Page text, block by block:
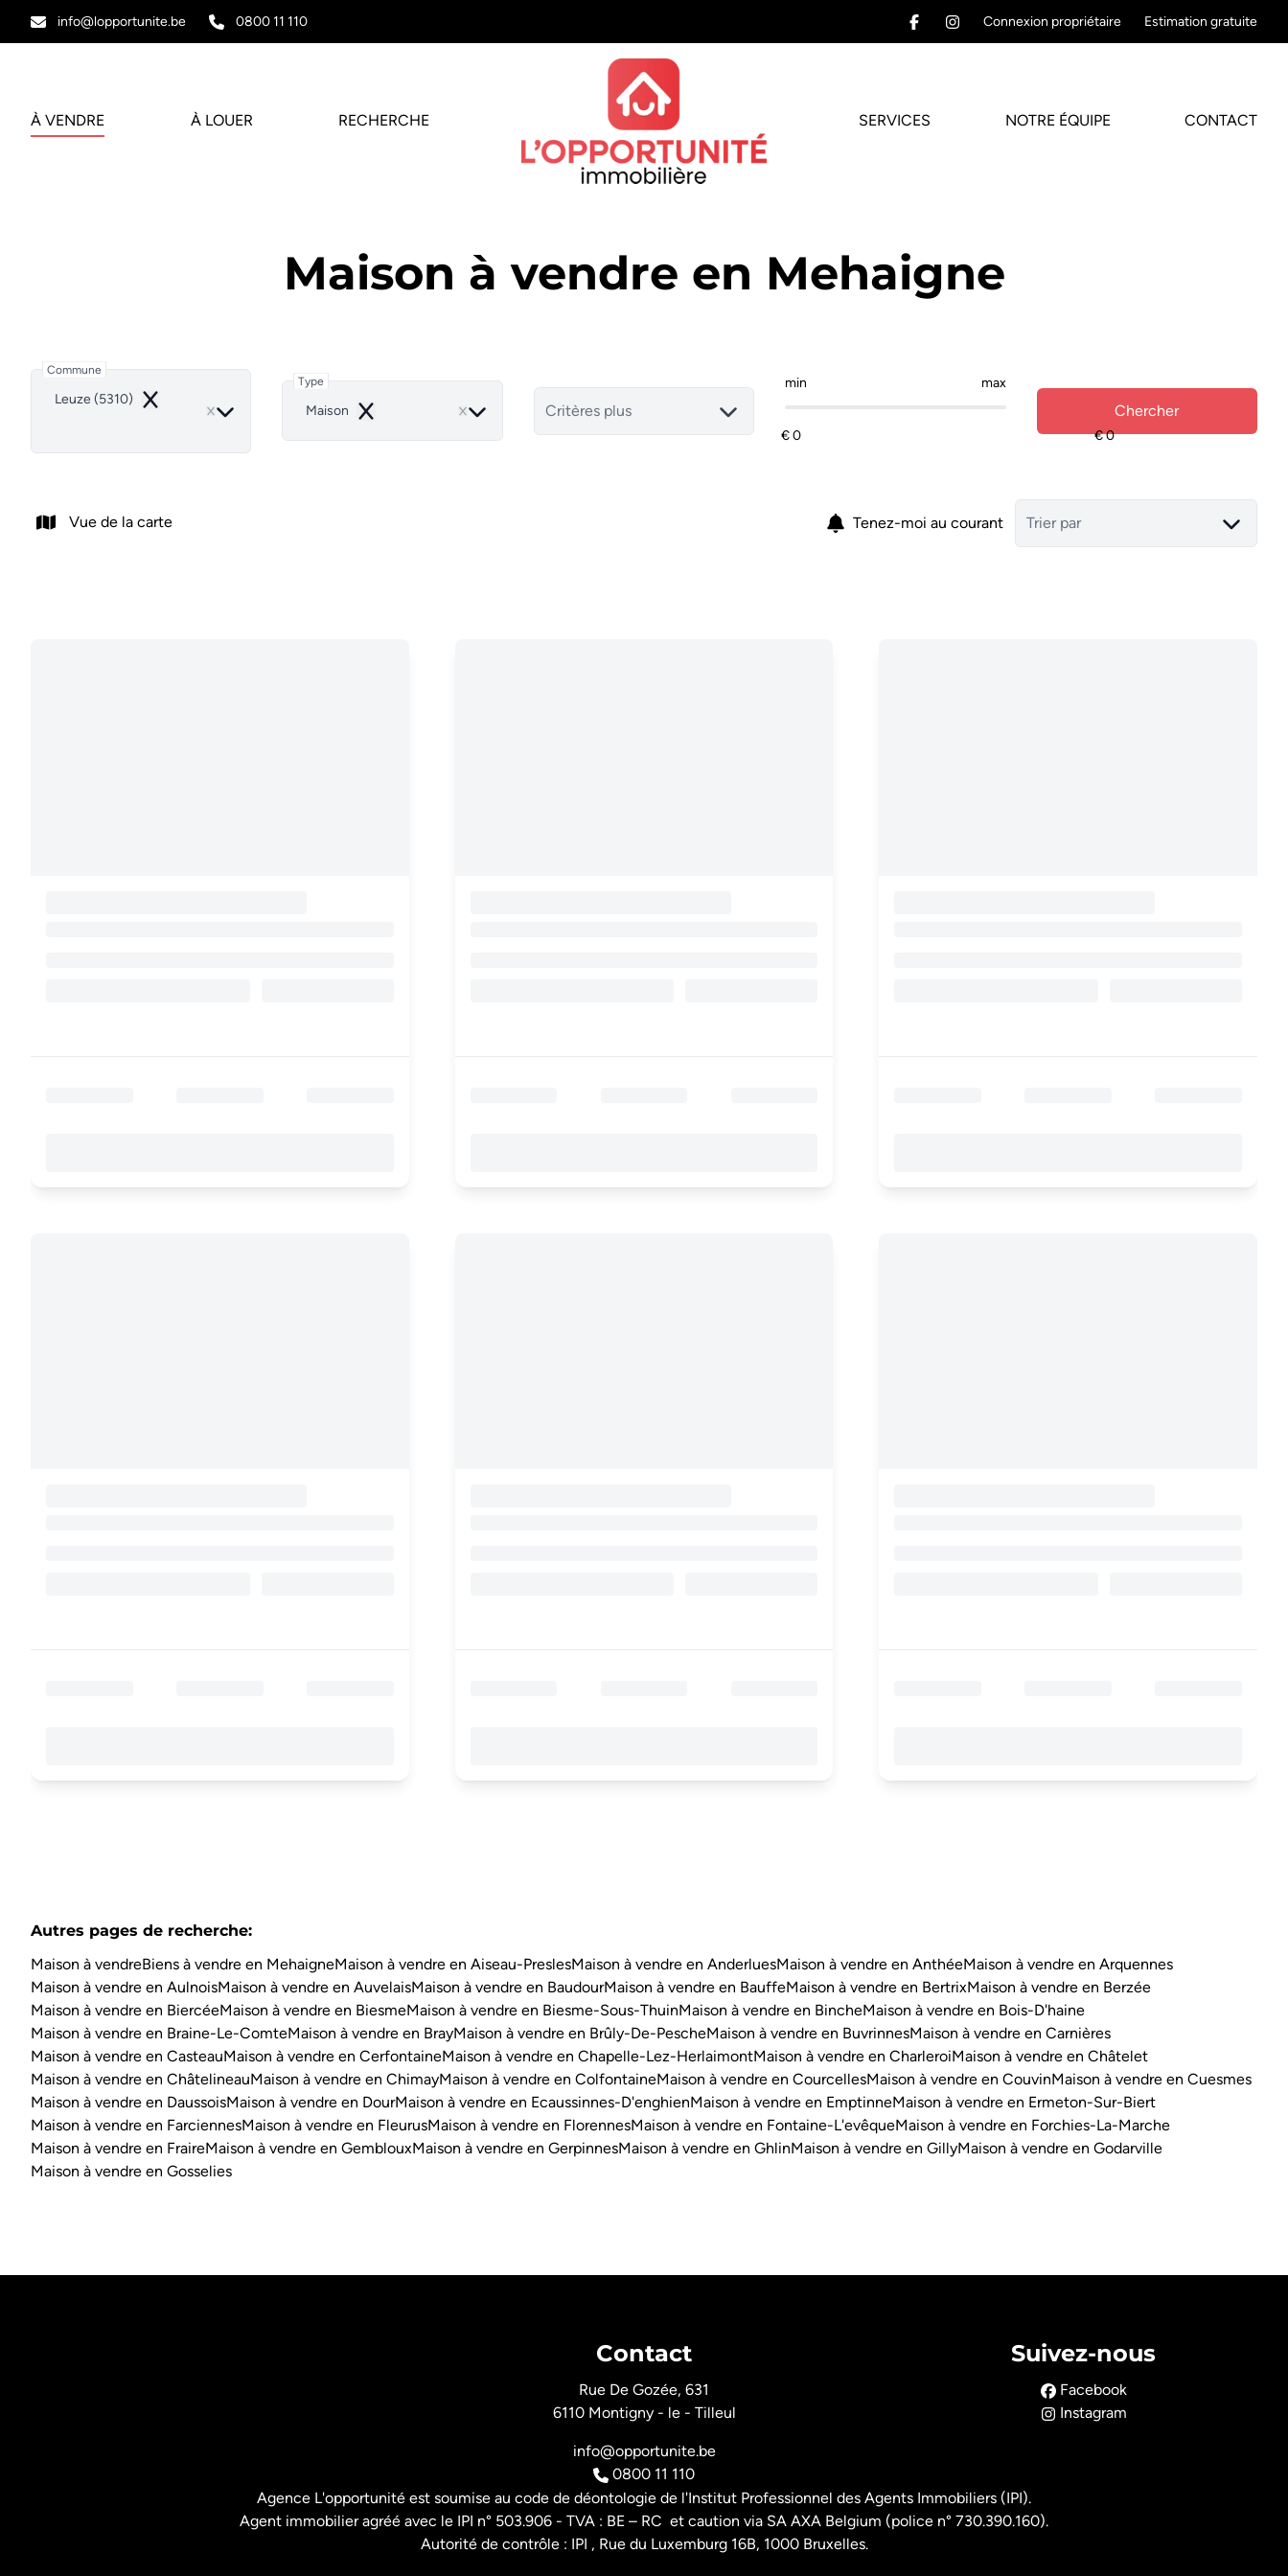
info@lopportunite.be 0800 11 110 Connexion propriétaire Estimation gratuite
À VENDRE À LOUER RECHERCHE SERVICES NOTRE ÉQUIPE CONTACT
Maison à vendre en Mehaigne
Commune
Leuze (5310)
Remove
Type
Maison
Remove Critères plus
min max
Chercher
Vue de la carte Tenez-moi au courant Trier par
Autres pages de recherche:
Maison à vendreBiens à vendre en MehaigneMaison à vendre en Aiseau-PreslesMaison à vendre en AnderluesMaison à vendre en AnthéeMaison à vendre en Arquennes
Maison à vendre en AulnoisMaison à vendre en AuvelaisMaison à vendre en BaudourMaison à vendre en BauffeMaison à vendre en BertrixMaison à vendre en Berzée
Maison à vendre en BiercéeMaison à vendre en BiesmeMaison à vendre en Biesme-Sous-ThuinMaison à vendre en BincheMaison à vendre en Bois-D'haine
Maison à vendre en Braine-Le-ComteMaison à vendre en BrayMaison à vendre en Brûly-De-PescheMaison à vendre en BuvrinnesMaison à vendre en Carnières
Maison à vendre en CasteauMaison à vendre en CerfontaineMaison à vendre en Chapelle-Lez-HerlaimontMaison à vendre en CharleroiMaison à vendre en Châtelet
Maison à vendre en ChâtelineauMaison à vendre en ChimayMaison à vendre en ColfontaineMaison à vendre en CourcellesMaison à vendre en CouvinMaison à vendre en Cuesmes
Maison à vendre en DaussoisMaison à vendre en DourMaison à vendre en Ecaussinnes-D'enghienMaison à vendre en EmptinneMaison à vendre en Ermeton-Sur-Biert
Maison à vendre en FarciennesMaison à vendre en FleurusMaison à vendre en FlorennesMaison à vendre en Fontaine-L'evêqueMaison à vendre en Forchies-La-Marche
Maison à vendre en FraireMaison à vendre en GemblouxMaison à vendre en GerpinnesMaison à vendre en GhlinMaison à vendre en GillyMaison à vendre en Godarville
Maison à vendre en Gosselies
Contact
Rue De Gozée, 631
6110 Montigny - le - Tilleul
info@opportunite.be
0800 11 110
Suivez-nous
Facebook
Instagram
Agence L'opportunité est soumise au code de déontologie de l'Institut Professionnel des Agents Immobiliers (IPI).
Agent immobilier agréé avec le IPI n° 503.906 - TVA : BE – RC et caution via SA AXA Belgium (police n° 730.390.160).
Autorité de contrôle : IPI , Rue du Luxemburg 16B, 1000 Bruxelles.